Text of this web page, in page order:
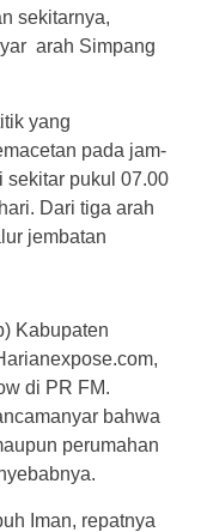
sekitarnya,
arah Simpang
yang
pada jam-
sekitar pukul 07.00
Dari tiga arah
jembatan
Kabupaten
di PR FM.
bahwa
perumahan
Iman, repatnya